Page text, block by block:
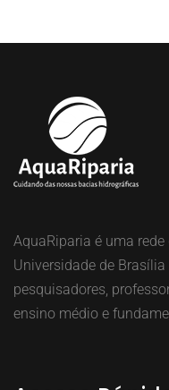
AquaRiparia é uma
Universidade de
pesquisadores,
ensino médio e